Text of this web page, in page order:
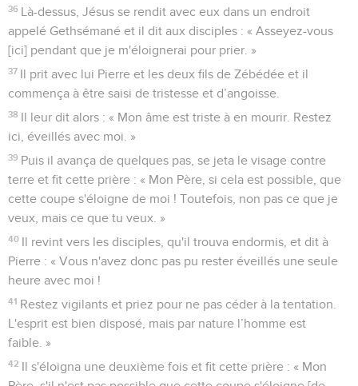
36 Là-dessus, Jésus se rendit avec eux dans un endroit
appelé Gethsémané et il dit aux disciples : « Asseyez-vous
[ici] pendant que je m'éloignerai pour prier. »
37 Il prit avec lui Pierre et les deux fils de Zébédée et il
commença à être saisi de tristesse et d’angoisse.
38 Il leur dit alors : « Mon âme est triste à en mourir. Restez
ici, éveillés avec moi. »
39 Puis il avança de quelques pas, se jeta le visage contre
terre et fit cette prière : « Mon Père, si cela est possible, que
cette coupe s'éloigne de moi ! Toutefois, non pas ce que je
veux, mais ce que tu veux. »
40 Il revint vers les disciples, qu'il trouva endormis, et dit à
Pierre : « Vous n'avez donc pas pu rester éveillés une seule
heure avec moi !
41 Restez vigilants et priez pour ne pas céder à la tentation.
L'esprit est bien disposé, mais par nature l’homme est
faible. »
42 Il s'éloigna une deuxième fois et fit cette prière : « Mon